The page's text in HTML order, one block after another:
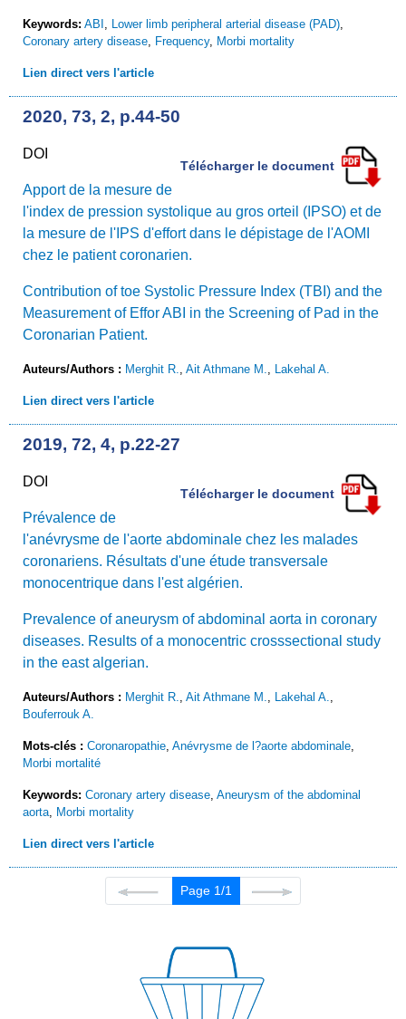
Keywords: ABI Lower limb peripheral arterial disease (PAD)
Coronary artery disease
Frequency, Morbi mortality
Lien direct vers l'article
2020, 73, 2, p.44-50
DOI
Télécharger le document
Apport de la mesure de
l'index de pression systolique au gros orteil (IPSO) et de
la mesure de l'IPS d'effort dans le dépistage de l'AOMI
chez le patient coronarien.
Contribution of toe Systolic Pressure Index (TBI) and the
Measurement of Effor ABI in the Screening of Pad in the
Coronarian Patient.
Auteurs/Authors : Merghit R. Ait Athmane M. Lakehal A.
Lien direct vers l'article
2019, 72, 4, p.22-27
DOI
Télécharger le document
Prévalence de
l'anévrysme de l'aorte abdominale chez les malades
coronariens. Résultats d'une étude transversale
monocentrique dans l'est algérien.
Prevalence of aneurysm of abdominal aorta in coronary
diseases. Results of a monocentric crosssectional study
in the east algerian.
Auteurs/Authors : Merghit R. Ait Athmane M. Lakehal A.
Bouferrouk A.
Mots-clés : Coronaropathie Anévrysme de l?aorte abdominale
Morbi mortalité
Keywords: Coronary artery disease Aneurysm of the abdominal
aorta
Morbi mortality
Lien direct vers l'article
Page 1/1